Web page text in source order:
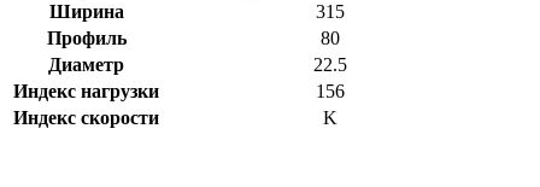
Ширина
315
Профиль
80
Диаметр
22.5
Индекс нагрузки
156
Индекс скорости
K